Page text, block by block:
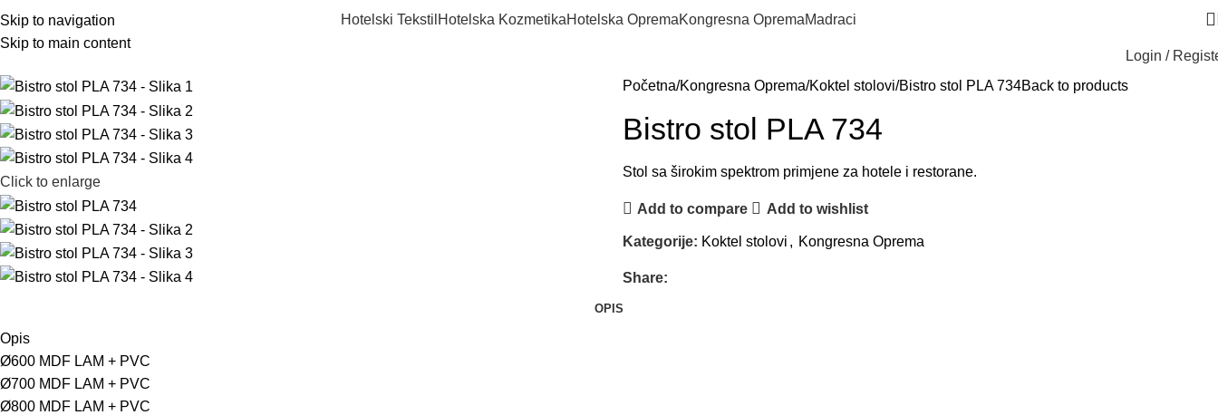
Skip to navigation
Skip to main content
Hotelski Tekstil Hotelska KozmetikaHotelska OpremaKongresna OpremaMadraci
Login /
Click to enlarge
Početna Kongresna Oprema Koktel stolovi Bistro stol PLA 734Back to products
Bistro stol PLA 734
Stol sa širokim spektrom primjene za hotele i restorane.
Add to compare Add to wishlist
Kategorije: Koktel stolovi , Kongresna Oprema
Share:
OPIS
Opis
Ø600 MDF LAM + PVC
Ø700 MDF LAM + PVC
Ø800 MDF LAM + PVC